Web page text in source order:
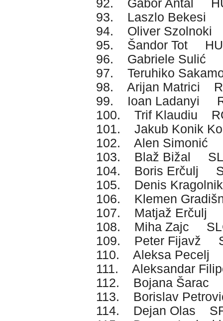
92. Gabor Antal
93. Laszlo Bekesi
94. Oliver
95. Šandor Tot
96. Gabriele Sulić
97. Teruhiko
98. Arijan Matrici
99. Ioan Ladanyi
100. Trif Klaudiu
101. Jakub Konik
102. Alen Simonić
103. Blaž Bižal
104. Boris Erčulj
105. Denis
106. Klemen
107. Matjaž Erčulj
108. Miha Zajc
109. Peter Fijavž
110. Aleksa Pecelj
111. Aleksandar
112. Bojana Šarac
113. Borislav
114. Dejan Olas